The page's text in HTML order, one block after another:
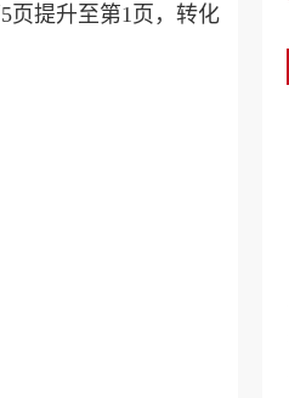
页提升至第1页，转化